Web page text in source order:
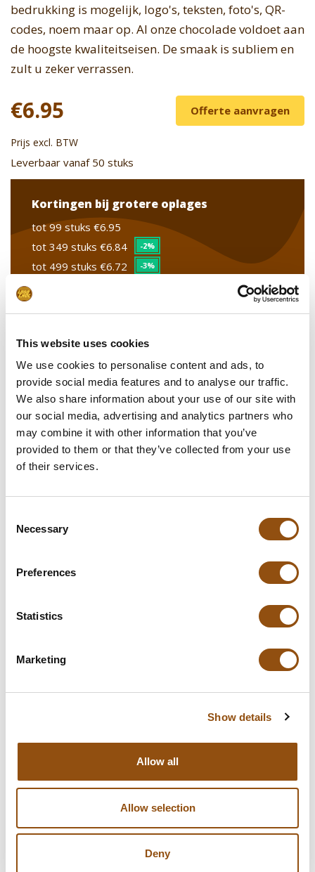
This website uses cookies
We use cookies to personalise content and ads, to
provide social media features and to analyse our traffic.
We also share information about your use of our site with
our social media, advertising and analytics partners who
may combine it with other information that you’ve
provided to them or that they’ve collected from your use
of their services.
Selection
Necessary
Preferences
Statistics
Marketing
Show details
Allow all
Allow selection
Deny
bedrukking is mogelijk, logo's, teksten, foto's, QR-
codes, noem maar op. Al onze chocolade voldoet aan
de hoogste kwaliteitseisen. De smaak is subliem en
zult u zeker verrassen.
€6.95 Offerte aanvragen
Prijs excl. BTW
Leverbaar vanaf 50 stuks
Kortingen bij grotere oplages
tot 99 stuks €6.95
tot 349 stuks €6.84 -2%
tot 499 stuks €6.72 -3%
Upload uw logo
Smaakcombinaties
Leverdatum
Opmerkingen
de winkelwagen.
8 dagen, of in overleg
Logo plaatsing: Op de chocolade
Melk, noten